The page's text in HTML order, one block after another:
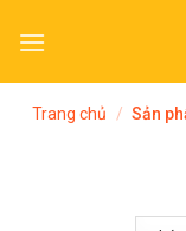
Trang chủ / Sản